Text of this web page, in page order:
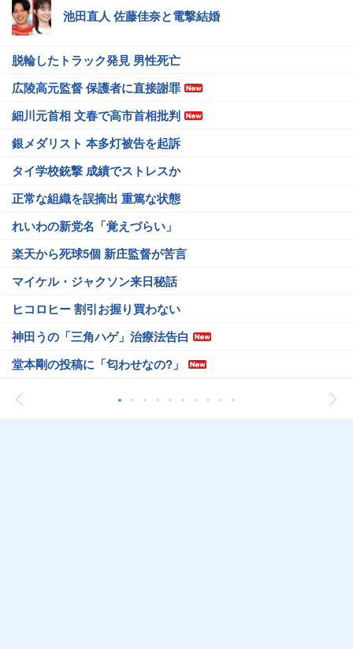
池田直人 佐藤佳奈と電撃結婚
脱輪したトラック発見 男性死亡
広陵高元監督 保護者に直接謝罪
細川元首相 文春で高市首相批判
銀メダリスト 本多灯被告を起訴
タイ学校銃撃 成績でストレスか
正常な組織を誤摘出 重篤な状態
れいわの新党名「覚えづらい」
楽天から死球5個 新庄監督が苦言
マイケル・ジャクソン来日秘話
ヒコロヒー 割引お握り買わない
神田うの「三角ハゲ」治療法告白
堂本剛の投稿に「匂わせなの?」